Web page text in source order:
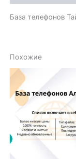
База телефонов
Похожие